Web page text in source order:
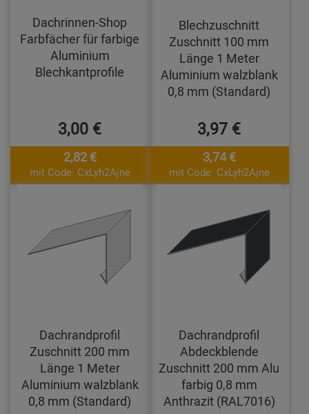
Dachrinnen-Shop
Farbfächer für farbige
Aluminium
Blechkantprofile
3,00 €
2,82 €
mit Code: CxLyh2Ajne
Blechzuschnitt
Zuschnitt 100 mm
Länge 1 Meter
Aluminium walzblank
0,8 mm (Standard)
3,97 €
3,74 €
mit Code: CxLyh2Ajne
Dachrandprofil
Zuschnitt 200 mm
Länge 1 Meter
Aluminium walzblank
0,8 mm (Standard)
Dachrandprofil
Abdeckblende
Zuschnitt 200 mm Alu
farbig 0,8 mm
Anthrazit (RAL7016)